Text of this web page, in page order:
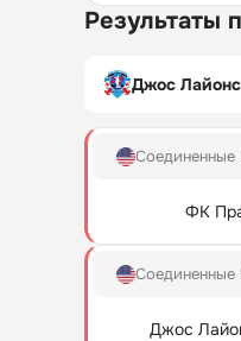
Результаты
Джос
Соединенные
ФК
Соединенные
Джос